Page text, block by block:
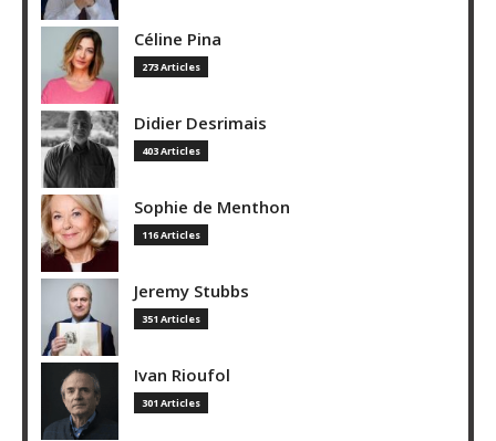
Céline Pina
273 Articles
Didier Desrimais
403 Articles
Sophie de Menthon
116 Articles
Jeremy Stubbs
351 Articles
Ivan Rioufol
301 Articles